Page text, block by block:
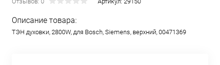
Описание товара:
ТЭН духовки, 2800W, для Bosch, Siemens, верхний, 00471369